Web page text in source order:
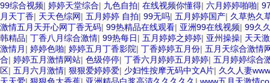
99综合视频| 婷婷天堂综合| 九色自拍| 在线视频你懂得| 六月婷婷啪啪|
月天丁香| 天天色综网| 五月婷婷 自拍| 99无吗| 五月婷婷国产| 久草热久
激情五月天开心网丁香无码| 99热精品在线观看| 亚洲99在线视频| 99久
韩精品| 丁香八月综合激情| 99热每日| 五月婷婷之婷婷| 亚州操操| 天天
激情月 | 婷婷色啪| 婷婷五月丁香影院| 丁香婷婷五月份| 五月天综合激情
合| 婷婷五月激情网站| 色级停停| 丁香六月婷婷五月婷婷| 五月婷婷综合
区| 五月六月激情| 狠狠爱婷婷爱| 少妇性按摩无码中文A片| 久久人妻www